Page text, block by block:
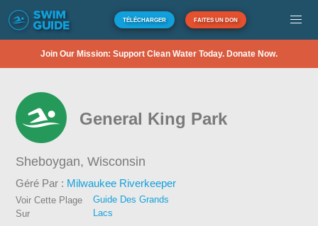
TÉLÉCHARGER FAITES UN DON
Join Our Mission: Support Clean Water Today. Donate Now.
General King Park
Sheboygan,Wisconsin
Géré Par : Milwaukee Riverkeeper
Voir Cette Plage
Sur
Guide Des Grands
Lacs